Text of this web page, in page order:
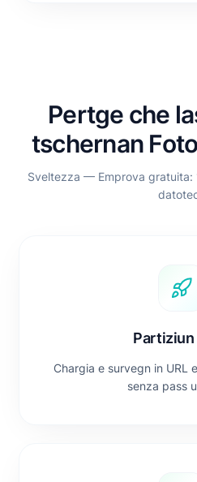
Pertge che
tschernan
Sveltezza — Emprova gratuita:
Chargia e survegn in URL
senza pass